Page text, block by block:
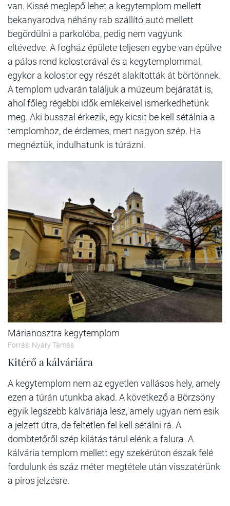
van. Kissé meglepő lehet a kegytemplom mellett
bekanyarodva néhány rab szállító autó mellett
begördülni a parkolóba, pedig nem vagyunk
eltévedve. A fogház épülete teljesen egybe van épülve
a pálos rend kolostorával és a kegytemplommal,
egykor a kolostor egy részét alakították át börtönnek.
A templom udvarán találjuk a múzeum bejáratát is,
ahol főleg régebbi idők emlékeivel ismerkedhetünk
meg. Aki busszal érkezik, egy kicsit be kell sétálnia a
templomhoz, de érdemes, mert nagyon szép. Ha
megnéztük, indulhatunk is túrázni.
Márianosztra kegytemplom
Forrás: Nyáry Tamás
Kitérő a kálváriára
A kegytemplom nem az egyetlen vallásos hely, amely
ezen a túrán utunkba akad. A következő a Börzsöny
egyik legszebb kálváriája lesz, amely ugyan nem esik
a jelzett útra, de feltétlen fel kell sétálni rá. A
dombtetőről szép kilátás tárul elénk a falura. A
kálvária templom mellett egy szekérúton észak felé
fordulunk és száz méter megtétele után visszatérünk
a piros jelzésre.